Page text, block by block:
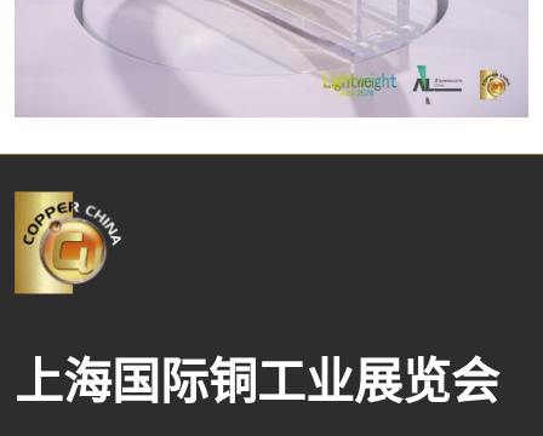
上海国际铜工业展览会